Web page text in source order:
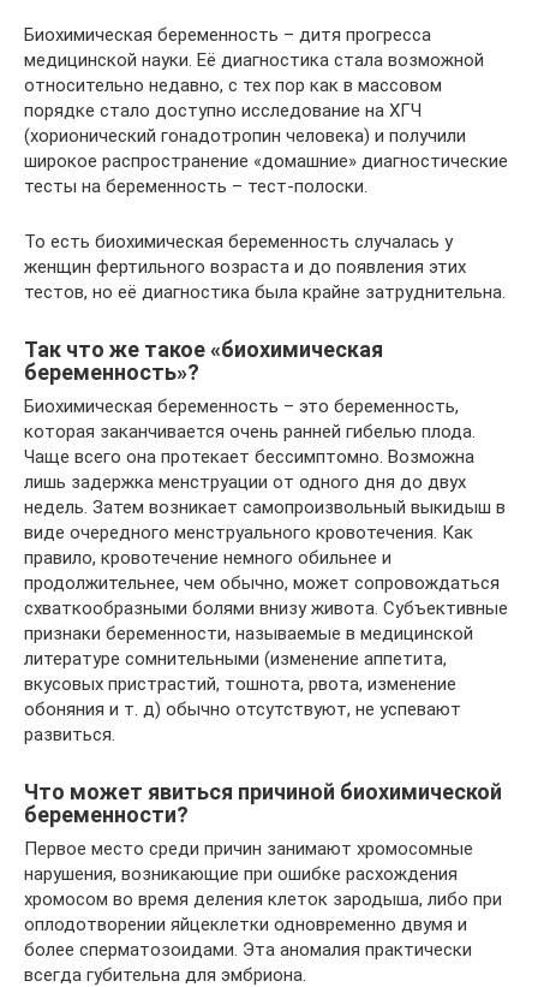
Биохимическая беременность – дитя прогресса
медицинской науки. Её диагностика стала возможной
относительно недавно, с тех пор как в массовом
порядке стало доступно исследование на ХГЧ
(хорионический гонадотропин человека) и получили
широкое распространение «домашние» диагностические
тесты на беременность – тест-полоски.
То есть биохимическая беременность случалась у
женщин фертильного возраста и до появления этих
тестов, но её диагностика была крайне затруднительна.
Так что же такое «биохимическая
беременность»?
Биохимическая беременность – это беременность,
которая заканчивается очень ранней гибелью плода.
Чаще всего она протекает бессимптомно. Возможна
лишь задержка менструации от одного дня до двух
недель. Затем возникает самопроизвольный выкидыш в
виде очередного менструального кровотечения. Как
правило, кровотечение немного обильнее и
продолжительнее, чем обычно, может сопровождаться
схваткообразными болями внизу живота. Субъективные
признаки беременности, называемые в медицинской
литературе сомнительными (изменение аппетита,
вкусовых пристрастий, тошнота, рвота, изменение
обоняния и т. д) обычно отсутствуют, не успевают
развиться.
Что может явиться причиной биохимической
беременности?
Первое место среди причин занимают хромосомные
нарушения, возникающие при ошибке расхождения
хромосом во время деления клеток зародыша, либо при
оплодотворении яйцеклетки одновременно двумя и
более сперматозоидами. Эта аномалия практически
всегда губительна для эмбриона.